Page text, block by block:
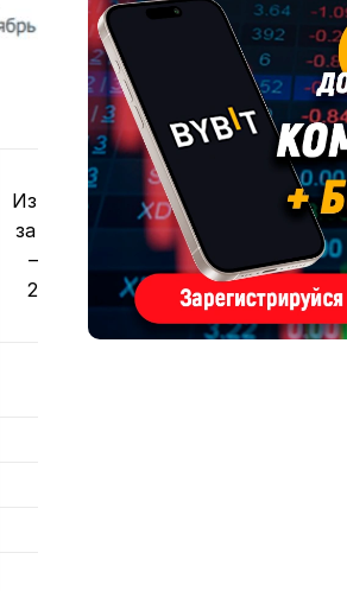
Изменения
за январь
— сент.
2020, %